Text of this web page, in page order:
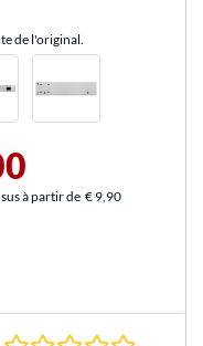
de l'original.
à partir de € 9,90